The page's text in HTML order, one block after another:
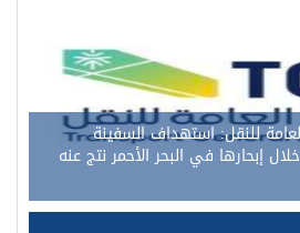
للنقل: استهداف السفينة
السعودية NCC MASA خلال إبحارها في البحر الأحمر نتج عنه